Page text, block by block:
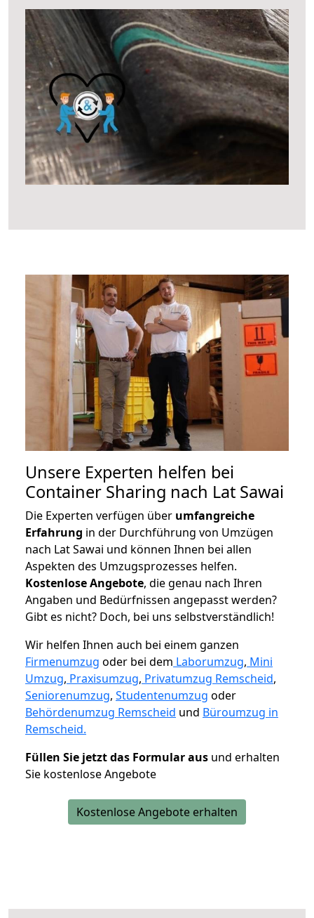
Unsere Experten helfen bei
Container Sharing nach Lat Sawai
Die Experten verfügen über umfangreiche
Erfahrung in der Durchführung von Umzügen
nach Lat Sawai und können Ihnen bei allen
Aspekten des Umzugsprozesses helfen.
Kostenlose Angebote, die genau nach Ihren
Angaben und Bedürfnissen angepasst werden?
Gibt es nicht? Doch, bei uns selbstverständlich!
Wir helfen Ihnen auch bei einem ganzen
Firmenumzug oder bei dem Laborumzug, Mini
Umzug, Praxisumzug, Privatumzug Remscheid,
Seniorenumzug, Studentenumzug oder
Behördenumzug Remscheid und Büroumzug in
Remscheid.
Füllen Sie jetzt das Formular aus und erhalten
Sie kostenlose Angebote
Kostenlose Angebote erhalten